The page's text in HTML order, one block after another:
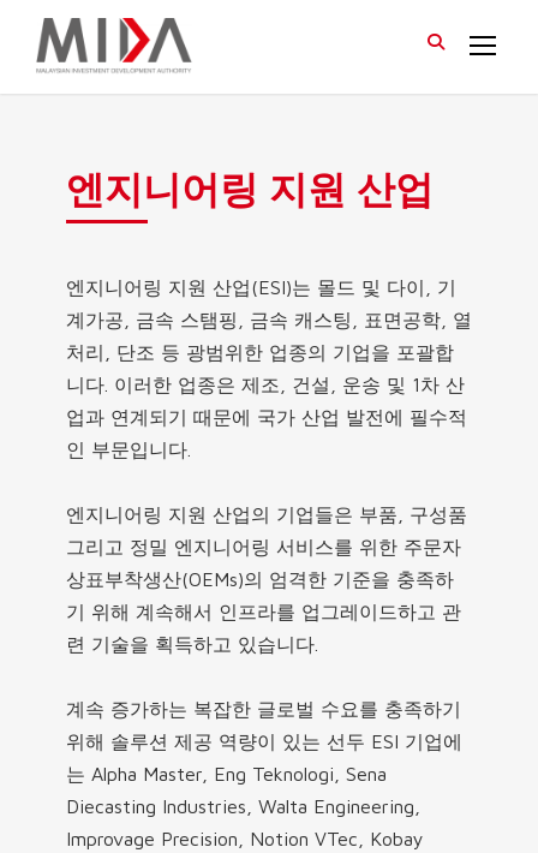
엔지니어링 지원 산업
엔지니어링 지원 산업(ESI)는 몰드 및 다이, 기
계가공, 금속 스탬핑, 금속 캐스팅, 표면공학, 열
처리, 단조 등 광범위한 업종의 기업을 포괄합
니다. 이러한 업종은 제조, 건설, 운송 및 1차 산
업과 연계되기 때문에 국가 산업 발전에 필수적
인 부문입니다.
엔지니어링 지원 산업의 기업들은 부품, 구성품
그리고 정밀 엔지니어링 서비스를 위한 주문자
상표부착생산(OEMs)의 엄격한 기준을 충족하
기 위해 계속해서 인프라를 업그레이드하고 관
련 기술을 획득하고 있습니다.
계속 증가하는 복잡한 글로벌 수요를 충족하기
위해 솔루션 제공 역량이 있는 선두 ESI 기업에
는 Alpha Master, Eng Teknologi, Sena
Diecasting Industries, Walta Engineering,
Improvage Precision, Notion VTec, Kobay